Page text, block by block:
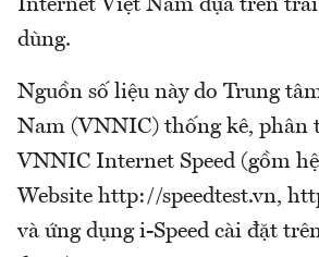
Internet Việt Nam dựa trên
dùng.
Nguồn số liệu này do Trung
Nam (VNNIC) thống kê, phân
VNNIC Internet Speed (gồm
Website http://speedtest.vn,
và ứng dụng i-Speed cài đặt